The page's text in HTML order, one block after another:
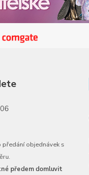
objednávek s
předem domluvit